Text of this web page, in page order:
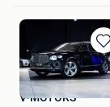
in
Mijn
V-MOTORS